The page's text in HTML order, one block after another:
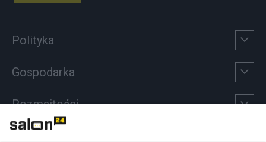
Polityka
Gospodarka
Rozmaitości